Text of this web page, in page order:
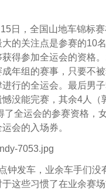
日，全国山地车锦标
的关注点是参赛的10
得参加全运会的资格
年组的赛事，只要不
行的全运会。最后男
没能完赛，其余4人（
了全运会的参赛资格，
会的入场券。
钟发车，业余车手们没
于这些习惯了在业余赛